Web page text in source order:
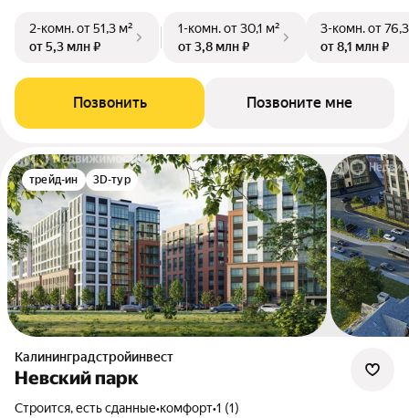
2-комн.от 51,3 м²
от 5,3 млн ₽
1-комн.от 30,1 м²
от 3,8 млн ₽
3-комн.от
от 8,1 млн ₽
Позвонить Позвоните мне
трейд-ин 3D-тур
Калининградстройинвест
Невский парк
Строится, есть сданные•комфорт•1 (1)